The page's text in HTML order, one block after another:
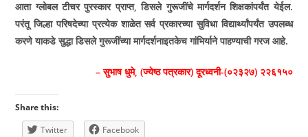
आता ग्लोबल टीचर पुरस्कार प्राप्त, डिसले गुरूजींचे मार्गदर्शन शिक्षकांपर्यंत येईल.
परंतू जिल्हा परिषदेच्या प्रत्येक शाळेत सर्व प्रकारच्या सुविधा विद्यार्थ्यांपर्यंत उपलब्ध
करणे याकडे सुद्धा डिसले गुरूजींच्या मार्गदर्शनाइतकेच गांभिर्याने पाहण्याची गरज आहे.
– सुभाष धुमे, (ज्येष्ठ पत्रकार) दूरध्वनी-(०२३२७) २२६१५०
Share this:
Twitter
Facebook